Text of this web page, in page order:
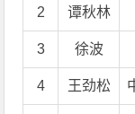
2 谭秋林
3 徐波
4 王劲松